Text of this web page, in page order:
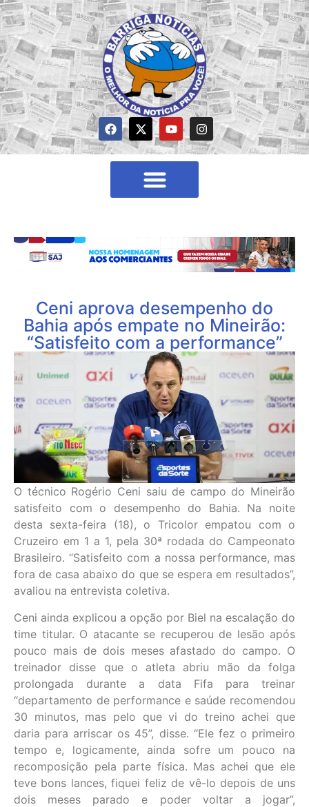
Ceni aprova desempenho do
Bahia após empate no Mineirão:
“Satisfeito com a performance”
O técnico Rogério Ceni saiu de campo do Mineirão
satisfeito com o desempenho do Bahia. Na noite
desta sexta-feira (18), o Tricolor empatou com o
Cruzeiro em 1 a 1, pela 30ª rodada do Campeonato
Brasileiro. “Satisfeito com a nossa performance, mas
fora de casa abaixo do que se espera em resultados”,
avaliou na entrevista coletiva.
Ceni ainda explicou a opção por Biel na escalação do
time titular. O atacante se recuperou de lesão após
pouco mais de dois meses afastado do campo. O
treinador disse que o atleta abriu mão da folga
prolongada durante a data Fifa para treinar
“departamento de performance e saúde recomendou
30 minutos, mas pelo que vi do treino achei que
daria para arriscar os 45”, disse. “Ele fez o primeiro
tempo e, logicamente, ainda sofre um pouco na
recomposição pela parte física. Mas achei que ele
teve bons lances, fiquei feliz de vê-lo depois de uns
dois meses parado e poder voltar a jogar”,